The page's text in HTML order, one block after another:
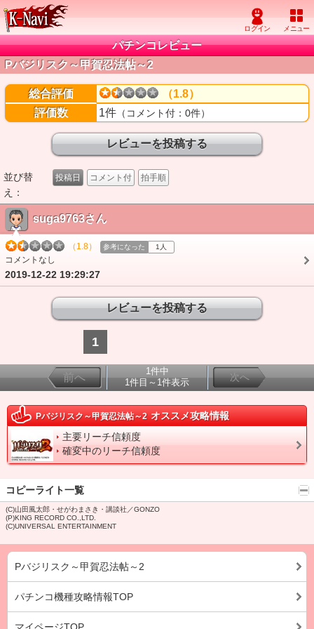
パチンコレビュー
Pバジリスク～甲賀忍法帖～2
総合評価
（1.8）
評価数
1件 （コメント付：0件）
並び替
え：
投稿日 コメント付 拍手順
suga9763さん
（1.8） 参考になった 1人
コメントなし
2019-12-22 19:29:27
1
前へ
1件中
1件目～1件表示
次へ
Pバジリスク～甲賀忍法帖～2 オススメ攻略情報
主要リーチ信頼度
確変中のリーチ信頼度
コピーライト一覧
(C)山田風太郎・せがわまさき・講談社／GONZO
(P)KING RECORD CO.,LTD.
(C)UNIVERSAL ENTERTAINMENT
Pバジリスク～甲賀忍法帖～2
パチンコ機種攻略情報TOP